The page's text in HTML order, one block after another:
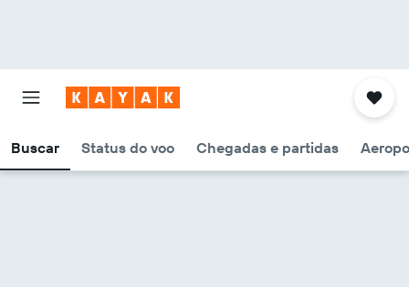
Buscar Status do voo Chegadas e partidas